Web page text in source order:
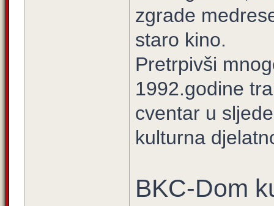
zgrade
staro kino.
Pretrpivši
1992.godine
cventar u
kulturna
BKC-Dom